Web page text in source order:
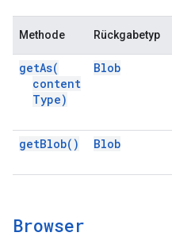
Methode Rückgabetyp
getAs(
content
Type)
Blob
getBlob( ) Blob
Browser